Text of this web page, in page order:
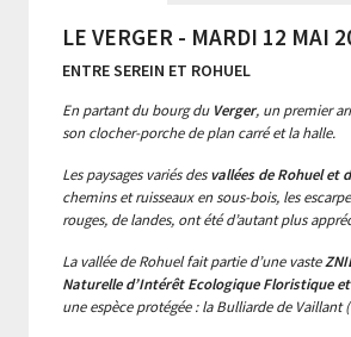
LE VERGER - MARDI 12 MAI
ENTRE SEREIN ET ROHUEL
En partant du bourg du Verger, un premier
son clocher-porche de plan carré et la halle.
Les paysages variés desvallées de Rohuel et
chemins et ruisseaux en sous-bois, les
rouges, de landes, ont été d’autant plus
La vallée de Rohuel fait partie d’une vaste
Naturelle d’Intérêt Ecologique Floristique
une espèce protégée : la Bulliarde de Vaillant